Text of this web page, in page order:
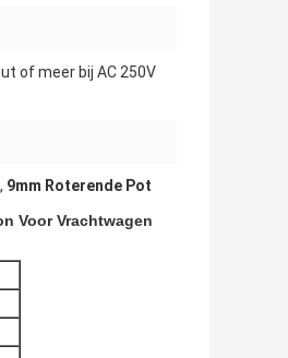
of meer bij AC 250V
, 9mm Roterende Pot
Voor Vrachtwagen